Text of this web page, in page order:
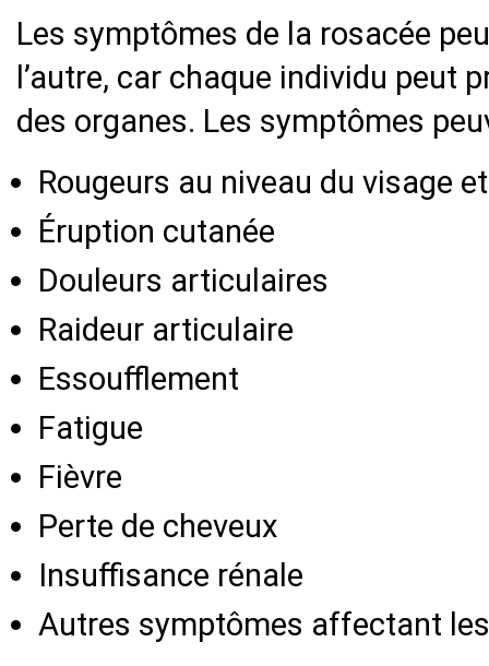
Les symptômes de la rosacée
l’autre, car chaque individu peut
des organes. Les symptômes
Rougeurs au niveau du visage
Éruption cutanée
Douleurs articulaires
Raideur articulaire
Essoufflement
Fatigue
Fièvre
Perte de cheveux
Insuffisance rénale
Autres symptômes affectant